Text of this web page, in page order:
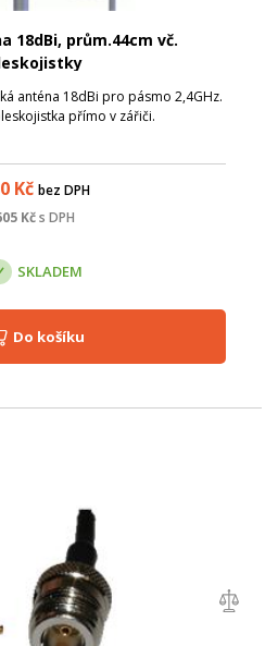
18dBi, prům.44cm vč.
anténa 18dBi pro pásmo 2,4GHz.
přímo v zářiči.
Kč bez DPH
Kčs DPH
SKLADEM
Do košíku